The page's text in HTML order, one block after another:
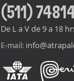
(511)
De L a V de 9 a 18
E-mail: